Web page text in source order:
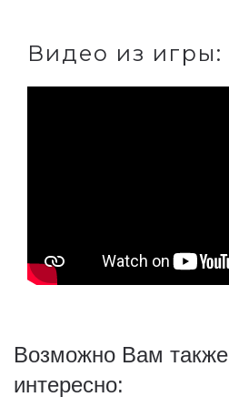
Видео из игры:
Возможно Вам также
интересно: